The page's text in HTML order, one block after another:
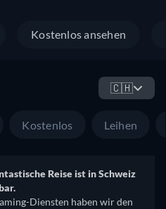
Kostenlos ansehen
🇨🇭
Kostenlos Leihen
Reise ist in Schweiz
Diensten haben wir den